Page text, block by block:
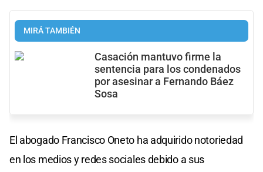
MIRÁ TAMBIÉN
Casación mantuvo firme la
sentencia para los condenados
por asesinar a Fernando Báez
Sosa
El abogado Francisco Oneto ha adquirido notoriedad
en los medios y redes sociales debido a sus